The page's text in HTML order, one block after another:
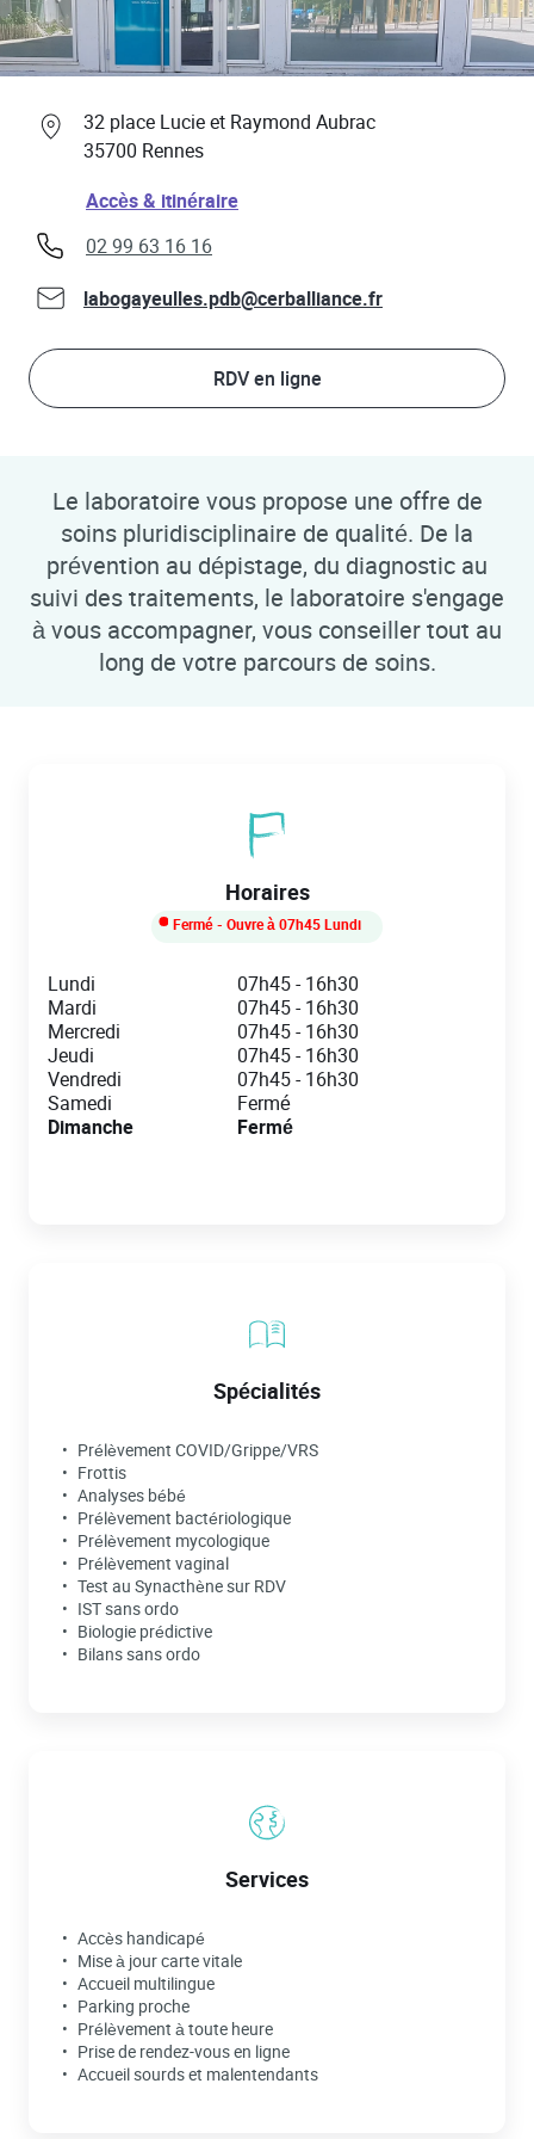
Professionnels de santé
32 place Lucie et Raymond Aubrac
35700 Rennes
Link Opens in New Tab
Accès & itinéraireLink Opens in New Tab
phone
02 99 63 16 16
labogayeulles.pdb@cerballiance.fr
RDV en ligne
Le laboratoire vous propose une offre de
soins pluridisciplinaire de qualité. De la
prévention au dépistage, du diagnostic au
suivi des traitements, le laboratoire s'engage
à vous accompagner, vous conseiller tout au
long de votre parcours de soins.
Horaires
Fermé- Ouvre à 07h45Lundi
Day of the Week
Lundi 07h45-16h30
Mardi
07h45-16h30
Mercredi
07h45-16h30
Jeudi
07h45-16h30
Vendredi
07h45-16h30
Samedi
Fermé
Dimanche
Fermé
Spécialités
Prélèvement COVID/Grippe/VRS
Frottis
Analyses bébé
Prélèvement bactériologique
Prélèvement mycologique
Prélèvement vaginal
Test au Synacthène sur RDV
IST sans ordo
Biologie prédictive
Bilans sans ordo
Services
Accès handicapé
Mise à jour carte vitale
Accueil multilingue
Parking proche
Prélèvement à toute heure
Prise de rendez-vous en ligne
Accueil sourds et malentendants